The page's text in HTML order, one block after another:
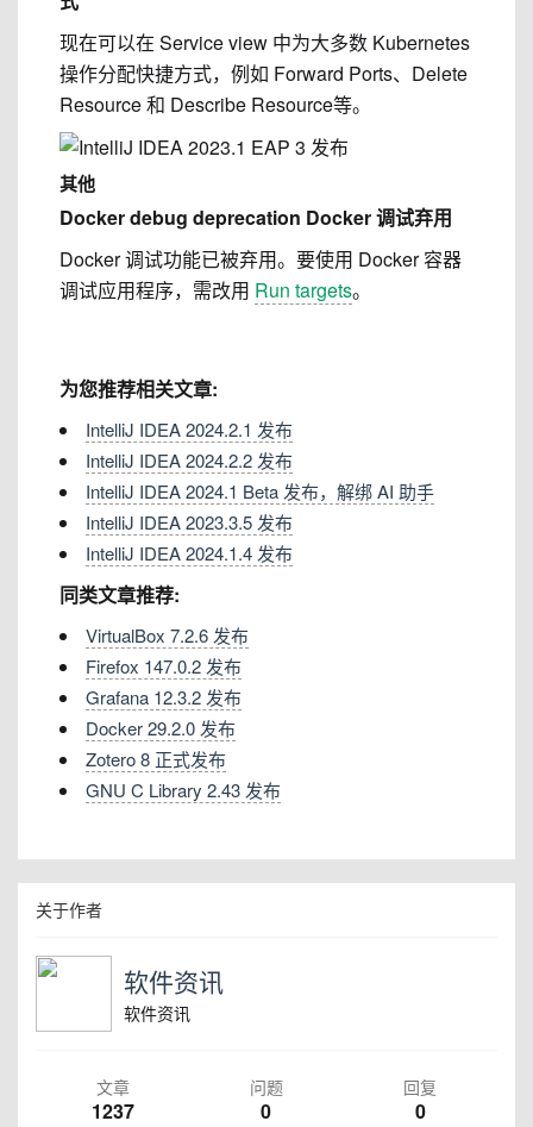
现在可以在 Serviceview 中为大多数 Kubernetes
操作分配快捷方式，例如 Forward Ports、 Delete
Resource 和 Describe Resource等。
其他
Docker debug deprecation Docker 调试弃用
Docker 调试功能已被弃用。要使用 Docker 容器
调试应用程序，需改用 Run targets。
为您推荐相关文章:
IntelliJ IDEA 2024.2.1 发布
IntelliJ IDEA 2024.2.2 发布
IntelliJ IDEA 2024.1 Beta 发布，解绑 AI 助手
IntelliJ IDEA 2023.3.5 发布
IntelliJ IDEA 2024.1.4 发布
同类文章推荐:
VirtualBox 7.2.6 发布
Firefox 147.0.2 发布
Grafana 12.3.2 发布
Docker 29.2.0 发布
Zotero 8 正式发布
GNU C Library 2.43 发布
关于作者
软件资讯
软件资讯
文章
1237
问题
0
回复
0